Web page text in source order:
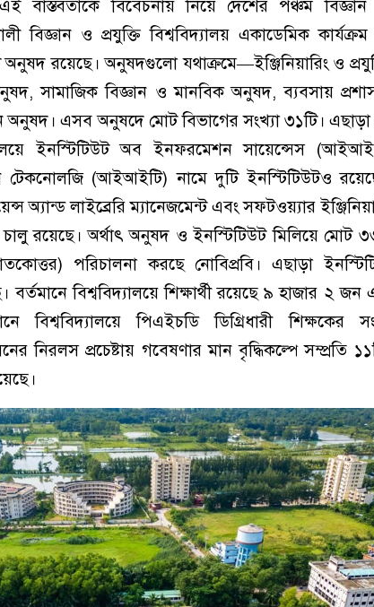
বাস্তবতাকে বিবেচনায় নিয়ে দেশের পঞ্চম বিজ্ঞান
বিজ্ঞান ও প্রযুক্তি বিশ্ববিদ্যালয় একাডেমিক
অনুষদ রয়েছে। অনুষদগুলো যথাক্রমে—ইঞ্জিনিয়ারিং ও
সামাজিক বিজ্ঞান ও মানবিক অনুষদ, ব্যবসায়
অনুষদ। এসব অনুষদে মোট বিভাগের সংখ্যা ৩১টি। এছাড়া
ইনস্টিটিউট অব ইনফরমেশন সায়েন্সেস
(আইআইটি) নামে দুটি ইনস্টিটিউটও
অ্যান্ড লাইব্রেরি ম্যানেজমেন্ট এবং সফটওয়্যার
চালু রয়েছে। অর্থাৎ অনুষদ ও ইনস্টিটিউট মিলিয়ে মোট
পরিচালনা করছে নোবিপ্রবি। এছাড়া
বর্তমানে বিশ্ববিদ্যালয়ে শিক্ষার্থী রয়েছে ৯ হাজার ২ জন
বিশ্ববিদ্যালয়ে পিএইচডি ডিগ্রিধারী শিক্ষকের
নিরলস প্রচেষ্টায় গবেষণার মান বৃদ্ধিকল্পে সম্প্রতি